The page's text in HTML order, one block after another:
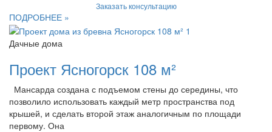
Заказать консультацию
ПОДРОБНЕЕ »
Дачные дома
Проект Ясногорск 108 м²
Мансарда создана с подъемом стены до середины, что
позволило использовать каждый метр пространства под
крышей, и сделать второй этаж аналогичным по площади
первому. Она